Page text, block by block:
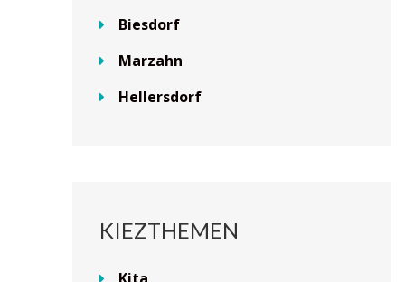
Biesdorf
Marzahn
Hellersdorf
KIEZTHEMEN